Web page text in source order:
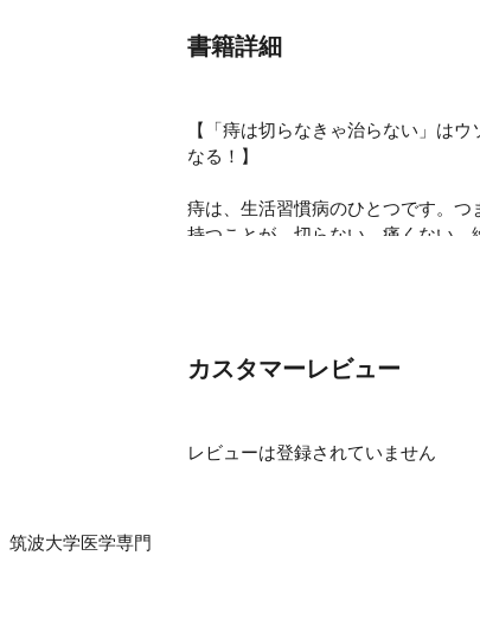
書籍詳細
【「痔は切らなきゃ治らない」は
なる！】
痔は、生活習慣病のひとつです。
持つことが、切らない、痛くない
性脂肪も下がった！」「便秘も治
筑波大学医学専門
センター）へ入
カスタマーレビュー
レビューは登録されていません